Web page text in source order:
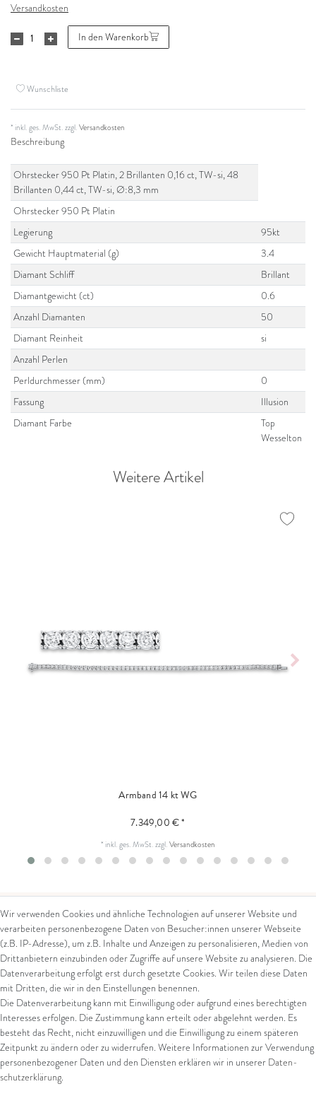
Versandkosten
In den Warenkorb
Wunschliste
* inkl. ges. MwSt. zzgl.Versandkosten
Beschreibung
Ohrstecker 950 Pt Platin, 2 Brillanten 0,16 ct, TW-si, 48
Brillanten 0,44 ct, TW-si, Ø:8,3 mm
Ohrstecker 950 Pt Platin
Legierung
95kt
Gewicht Hauptmaterial (g)
3.4
Diamant Schliff
Brillant
Diamantgewicht (ct)
0.6
Anzahl Diamanten
50
Diamant Reinheit
si
Anzahl Perlen
Perldurchmesser (mm)
0
Fassung
Illusion
Diamant Farbe
Top
Wesselton
Weitere Artikel
Armband 14 kt WG
7.349,00 € *
* inkl. ges. MwSt.zzgl.Versandkosten
Kontakt
Kontaktformular
Arena in Arte GmbH
Marktgasse 2,
8600 Dübendorf
Tel: +41 44 821 60 40
E-Mail:info@goldschmiede-
Rechtliches
AGB
Impressum
Datenschutz
Widerrufsrecht
Zahlung und Versand
Widerrufsformular
Wir verwenden Cookies und ähnliche Technologien auf unserer Website und
verarbeiten personenbezogene Daten von Besucher:innen unserer Webseite
(z.B. IP-Adresse), um z.B. Inhalte und Anzeigen zu personalisieren, Medien von
Drittanbietern einzubinden oder Zugriffe auf unsere Website zu analysieren. Die
Datenverarbeitung erfolgt erst durch gesetzte Cookies. Wir teilen diese Daten
mit Dritten, die wir in den Einstellungen benennen.
Die Datenverarbeitung kann mit Einwilligung oder aufgrund eines berechtigten
Interesses erfolgen. Die Zustimmung kann erteilt oder abgelehnt werden. Es
besteht das Recht, nicht einzuwilligen und die Einwilligung zu einem späteren
Zeitpunkt zu ändern oder zu widerrufen. Weitere Informationen zur Verwendung
personenbezogener Daten und den Diensten erklären wir in unserer Daten­
schutz­erklärung.